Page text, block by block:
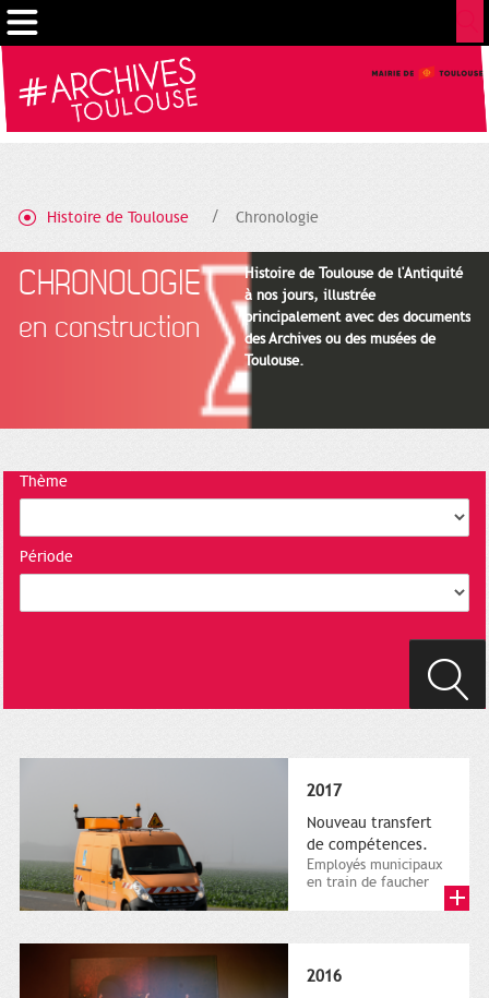
Histoire de Toulouse Chronologie
CHRONOLOGIE
en construction
Histoire de Toulouse de l'Antiquité
à nos jours, illustrée
principalement avec des documents
des Archives ou des musées de
Toulouse.
Thème
Période
2017
Nouveau transfert
de compétences.
Employés municipaux
en train de faucher
2016
Gestion de vos préférences sur les cookies